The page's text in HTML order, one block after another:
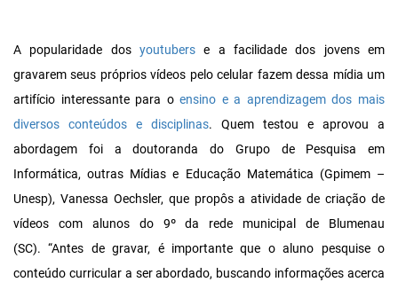
A popularidade dos youtubers e a facilidade dos jovens em
gravarem seus próprios vídeos pelo celular fazem dessa mídia um
artifício interessante para oensino e a aprendizagem dos mais
diversos conteúdos e disciplinas. Quem testou e aprovou a
abordagem foi a doutoranda do Grupo de Pesquisa em
Informática, outras Mídias e Educação Matemática (Gpimem –
Unesp), Vanessa Oechsler, que propôs a atividade de criação de
vídeos com alunos do 9º da rede municipal de Blumenau
(SC). “Antes de gravar, é importante que o aluno pesquise o
conteúdo curricular a ser abordado, buscando informações acerca